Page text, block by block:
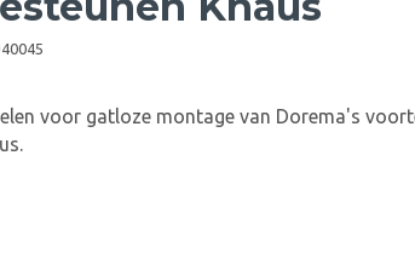
voor gatloze montage van Dorema's